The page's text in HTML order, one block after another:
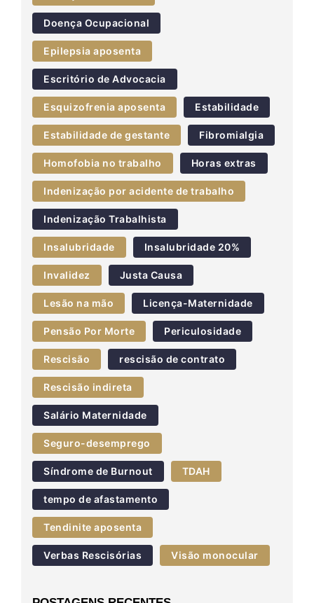
Doença Ocupacional
Epilepsia aposenta
Escritório de Advocacia
Esquizofrenia aposenta Estabilidade
Estabilidade de gestante Fibromialgia
Homofobia no trabalho Horas extras
Indenização por acidente de trabalho
Indenização Trabalhista
Insalubridade Insalubridade 20%
Invalidez Justa Causa
Lesão na mão Licença-Maternidade
Pensão Por Morte Periculosidade
Rescisão rescisão de contrato
Rescisão indireta
Salário Maternidade
Seguro-desemprego
Síndrome de Burnout TDAH
tempo de afastamento
Tendinite aposenta
Verbas Rescisórias Visão monocular